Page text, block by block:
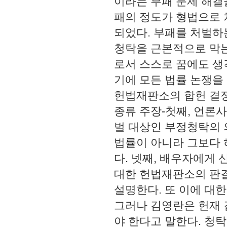
패의 정도가 형법으로
되었다. 부패를 처벌
청탁을 근본적으로 막
로서 스스로 꿈에도
기에 모든 법률 논쟁
헌법재판소의 합헌 결
종류 주장-첫째, 언론
벌 대상인 부정청탁의
법률이 아니라 그보다
다. 넷째, 배우자에게
대한 헌법재판소의 판
설명한다. 또 이에 대
그러나 김영란은 헌재
야 한다고 말한다. 청